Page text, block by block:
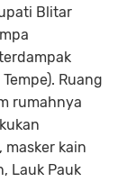
Blitar
Ruang
rumahnya
kain
Lauk Pauk